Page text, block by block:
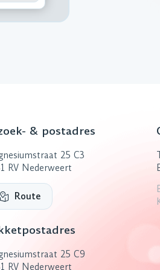
& postadres
25 C3
RV Nederweert
Route
25 C9
RV Nederweert